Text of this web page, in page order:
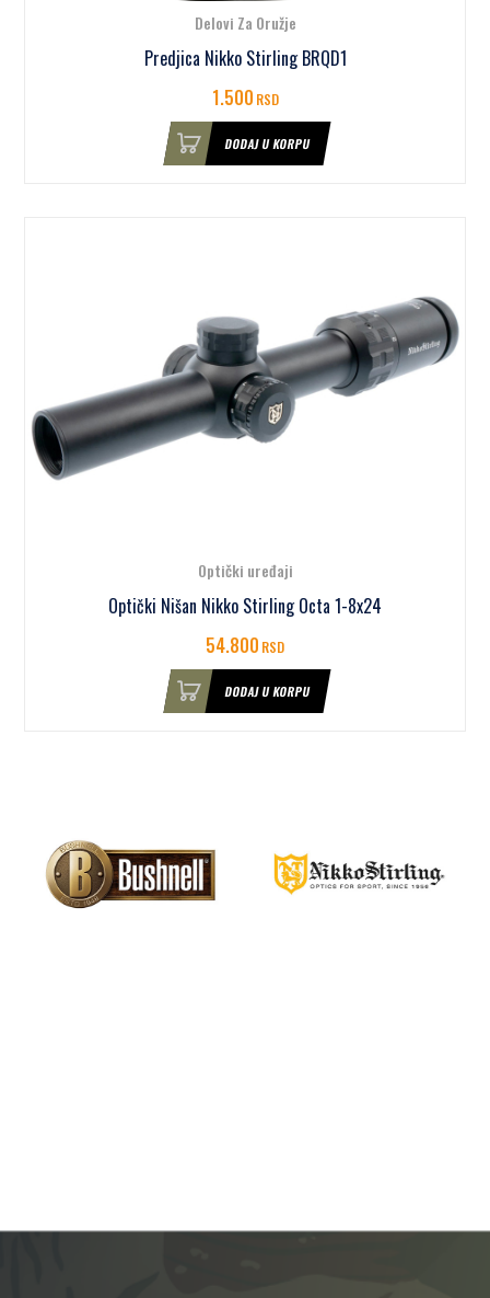
Delovi Za Oružje
Predjica Nikko Stirling BRQD1
1.500RSD
DODAJ U KORPU
Optički uređaji
Optički Nišan Nikko Stirling Octa 1-8x24
54.800RSD
DODAJ U KORPU